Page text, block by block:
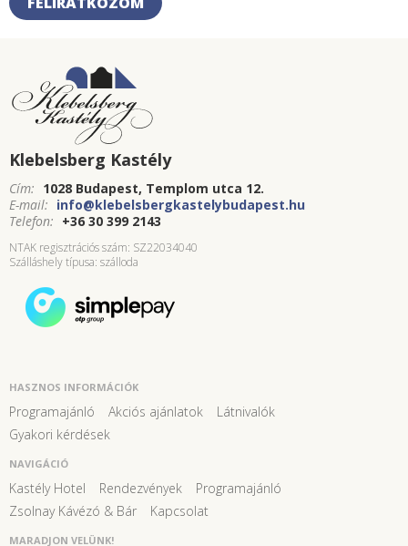
Klebelsberg Kastély
Cím: 1028 Budapest, Templom utca 12.
E-mail: info@klebelsbergkastelybudapest.hu
Telefon: +36 30 399 2143
NTAK regisztrációs szám: SZ22034040
Szálláshely típusa: szálloda
HASZNOS INFORMÁCIÓK
Programajánló Akciós ajánlatok
Látnivalók
Gyakori kérdések
NAVIGÁCIÓ
Kastély Hotel Rendezvények
Programajánló
Zsolnay Kávézó & Bár
Kapcsolat
MARADJON VELÜNK!